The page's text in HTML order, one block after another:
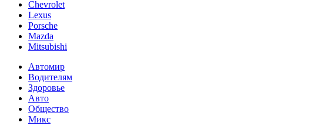
Chevrolet
Lexus
Porsche
Mazda
Mitsubishi
Автомир
Водителям
Здоровье
Авто
Общество
Микс